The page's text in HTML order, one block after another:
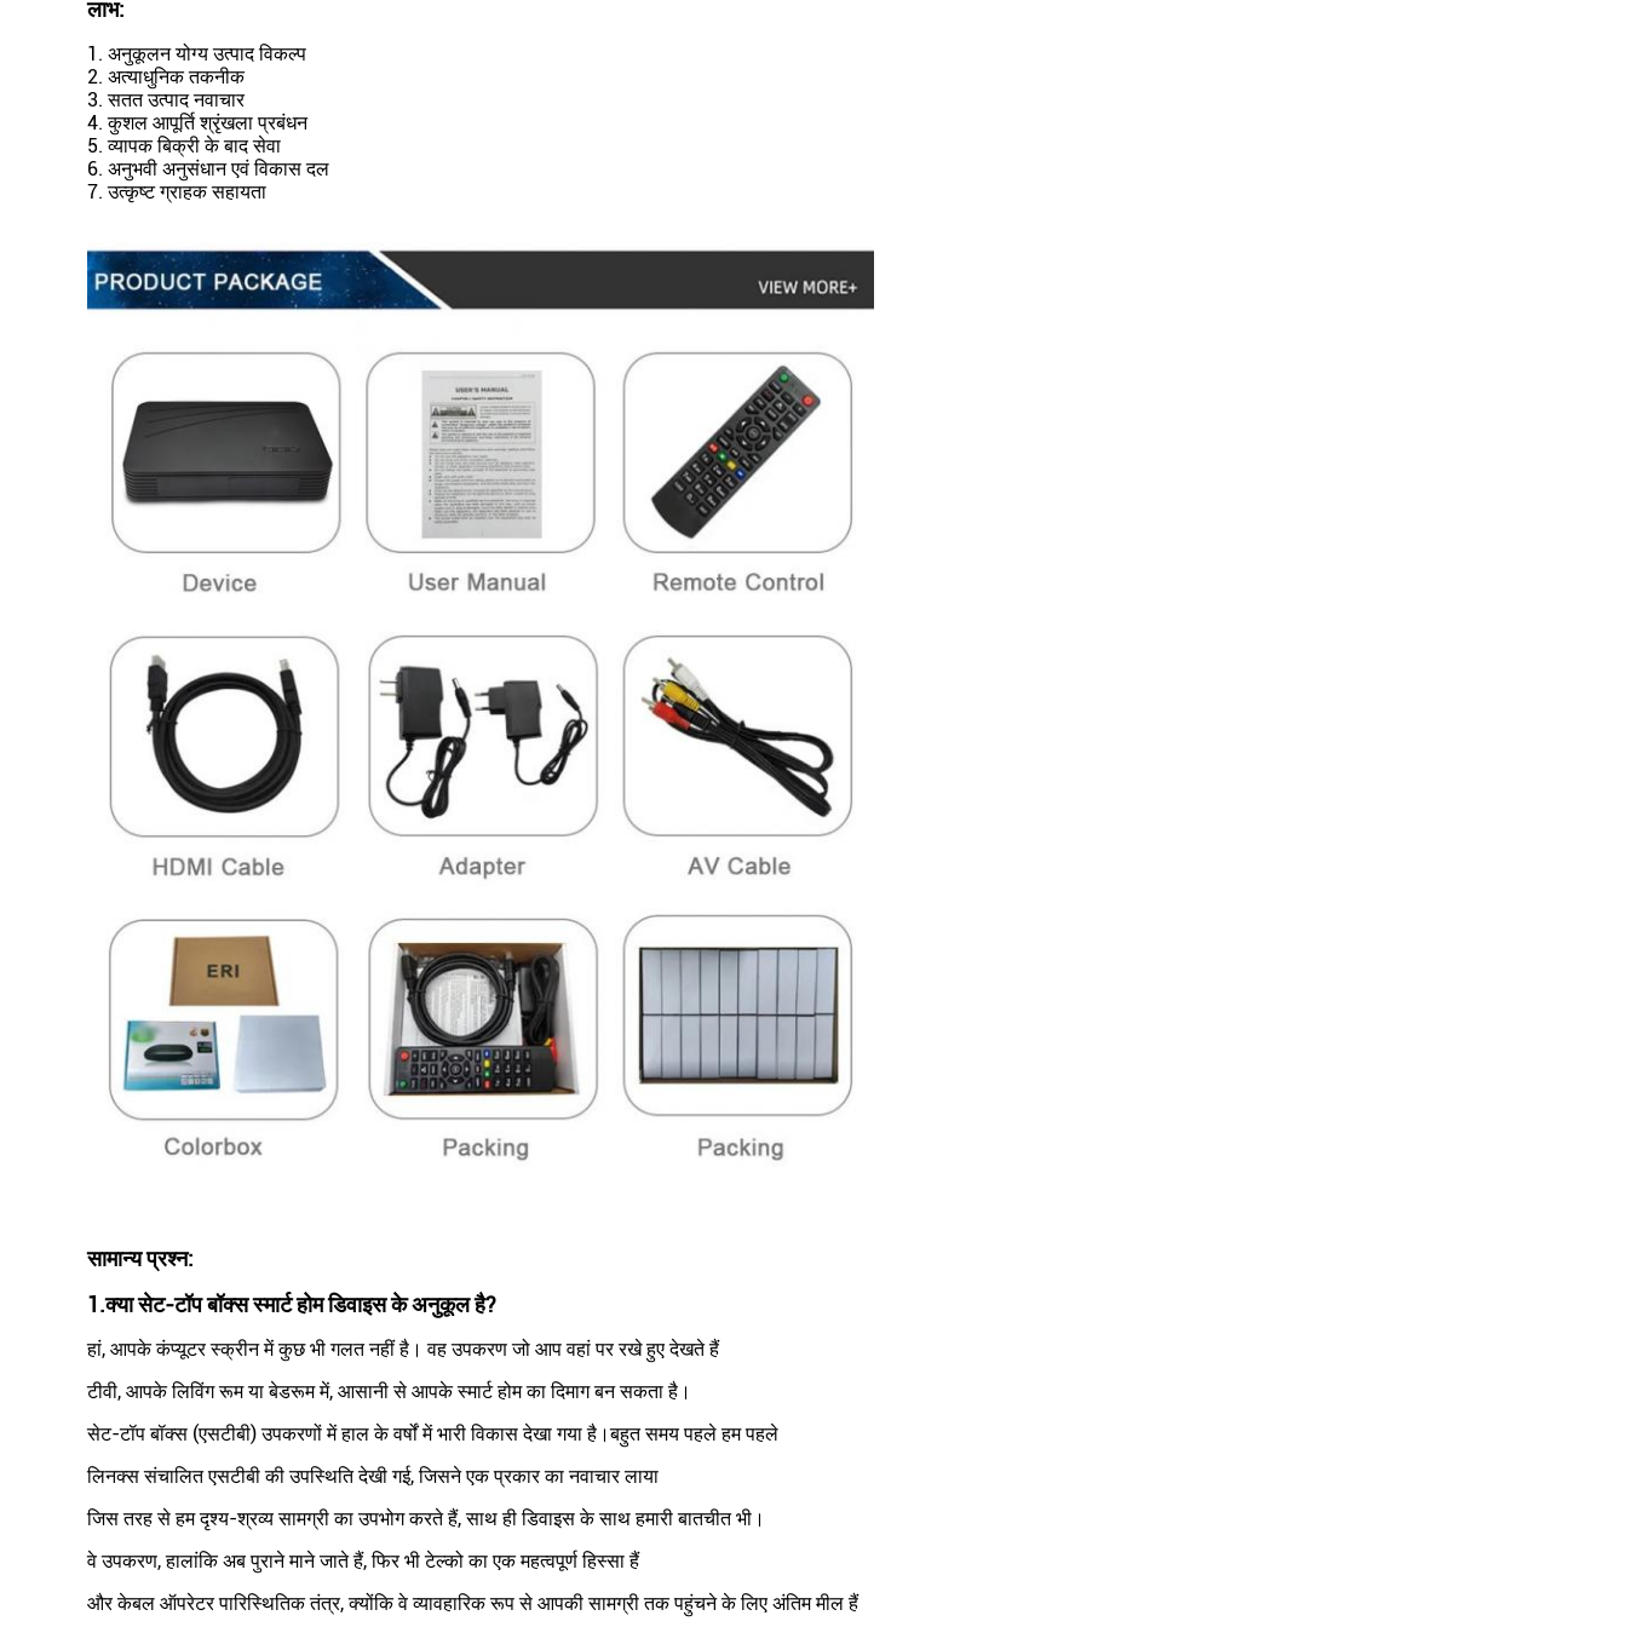
लाभ:
1. अनुकूलन योग्य उत्पाद विकल्प
2. अत्याधुनिक तकनीक
3. सतत उत्पाद नवाचार
4. कुशल आपूर्ति श्रृंखला प्रबंधन
5. व्यापक बिक्री के बाद सेवा
6. अनुभवी अनुसंधान एवं विकास दल
7. उत्कृष्ट ग्राहक सहायता
सामान्य प्रश्न:
1.क्या सेट-टॉप बॉक्स स्मार्ट होम डिवाइस के अनुकूल है?
हां, आपके कंप्यूटर स्क्रीन में कुछ भी गलत नहीं है। वह उपकरण जो आप वहां पर रखे हुए देखते हैं
टीवी, आपके लिविंग रूम या बेडरूम में, आसानी से आपके स्मार्ट होम का दिमाग बन सकता है।
सेट-टॉप बॉक्स (एसटीबी) उपकरणों में हाल के वर्षों में भारी विकास देखा गया है।बहुत समय पहले हम पहले
लिनक्स संचालित एसटीबी की उपस्थिति देखी गई, जिसने एक प्रकार का नवाचार लाया
जिस तरह से हम दृश्य-श्रव्य सामग्री का उपभोग करते हैं, साथ ही डिवाइस के साथ हमारी बातचीत भी।
वे उपकरण, हालांकि अब पुराने माने जाते हैं, फिर भी टेल्को का एक महत्वपूर्ण हिस्सा हैं
और केबल ऑपरेटर पारिस्थितिक तंत्र, क्योंकि वे व्यावहारिक रूप से आपकी सामग्री तक पहुंचने के लिए अंतिम मील हैं